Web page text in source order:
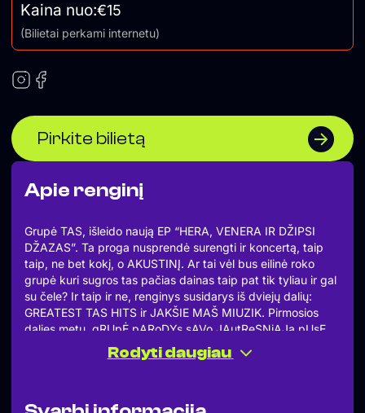
Apie renginį
Grupė TAS, išleido naują EP “HERA, VENERA IR DŽIPSI
DŽAZAS”. Ta proga nusprendė surengti ir koncertą, taip
taip, ne bet kokį, o AKUSTINĮ. Ar tai vėl bus eilinė roko
grupė kuri sugros tas pačias dainas taip pat tik tyliau ir gal
su čele? Ir taip ir ne, renginys susidarys iš dviejų dalių:
GREATEST TAS HITS ir JAKŠIE MAŠ MIUZIK. Pirmosios
dalies metu, gRUpĖ pARoDYs sAVo JAutReSNiĄJą pUsĘ,
bei virpins jūsų širdis senesnės programos, akustinėmis
dainų versijomis. Na o antrosios dalies metu, TAS grįžta į
Rodyti daugiau
Kaina nuo:€15
(Bilietai perkami internetu)
Pirkite bilietą